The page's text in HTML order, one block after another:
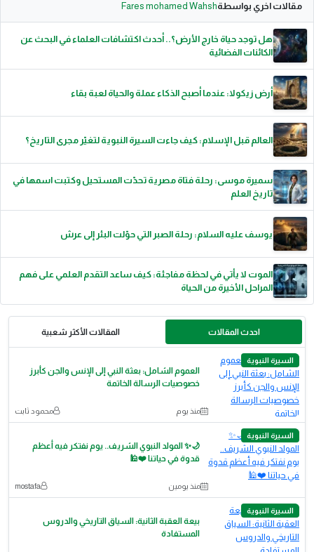
مقالات اخري بواسطةFares mohamed Wahsh
هل توجد حياة خارج الأرض؟.. أحدث اكتشافات العلماء في البحث عن
الكائنات الفضائية
أرض زيكولا: عندما أصبح الذكاء عملة والحياة لعبة بقاء
العالم قبل الإسلام: كيف جاءت السيرة النبوية لتغيّر مجرى التاريخ؟
سميرة موسى: رحلة فتاة مصرية تحدّت المستحيل وكتبت اسمها في
تاريخ العلم
يوسف عليه السلام: رحلة الصبر التي حوّلت البئر إلى عرش
الموت لا يأتي في لحظة مفاجئة: كيف ساعد التقدم العلمي على فهم
المراحل الأخيرة من الحياة
احدث المقالات المقالات الأكثر شعبية
السيرة النبوية
العموم الشامل: بعثة النبي إلى الإنس والجن كأبرز
خصوصيات الرسالة الخاتمة
منذ يوم محمود ثابت
السيرة النبوية
🌙✨ المولد النبوي الشريف.. يوم نفتكر فيه أعظم
قدوة في حياتنا ❤️🕌
منذ يومين mostafa
السيرة النبوية
بيعة العقبة الثانية: السياق التاريخي والدروس
المستفادة